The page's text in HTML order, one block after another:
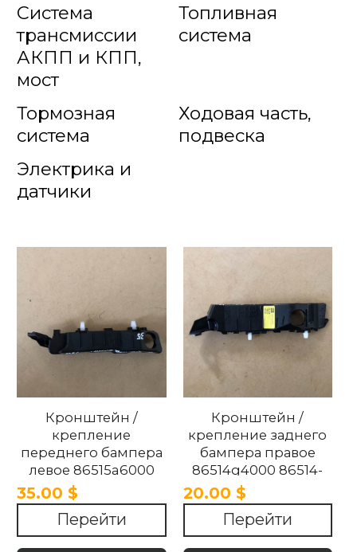
Система
трансмиссии
АКПП и КПП,
мост
Топливная
система
Тормозная
система
Ходовая часть,
подвеска
Электрика и
датчики
Кронштейн /
крепление
переднего бампера
левое 86515a6000
86515-a6000
HYUNDAI i30 2014-
2018
35.00 $
Перейти
Кронштейн /
крепление заднего
бампера правое
86514g4000 86514-
g4000 Hyundai i30
2016-2020.
20.00 $
Перейти